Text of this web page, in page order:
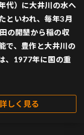
代）に大井川の水へ
といわれ、毎年3月
の開墾から稲の収
で、豊作と大井川の
、1977年に国の重
しく見る